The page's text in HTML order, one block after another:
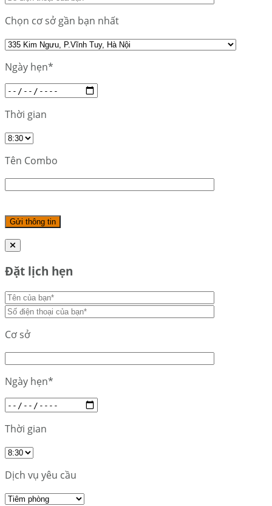
Chọn cơ sở gần bạn nhất
Ngày hẹn*
Thời gian
Tên Combo
Đặt lịch hẹn
Cơ sở
Ngày hẹn*
Thời gian
Dịch vụ yêu cầu